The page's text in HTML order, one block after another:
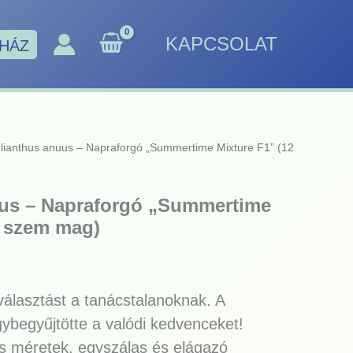
KAPCSOLAT
anuus – Napraforgó „Summertime Mixture F1” (12
– Napraforgó „Summertime
mag)
a tanácstalanoknak. A
a valódi kedvenceket!
méretek, egyszálas és elágazó